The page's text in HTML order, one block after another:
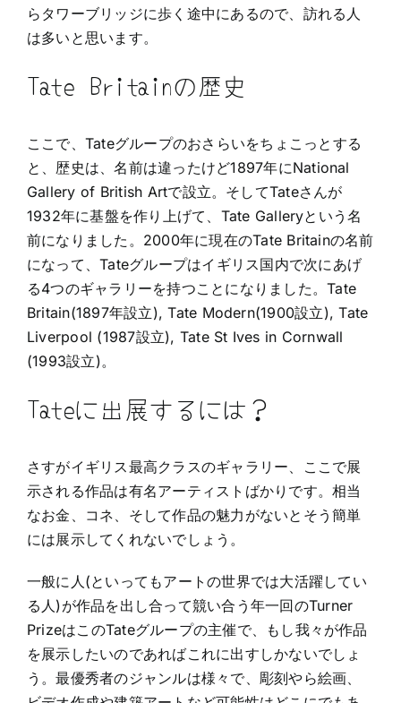
らタワーブリッジに歩く途中にあるので、訪れる人
は多いと思います。
Tate Britainの歴史
ここで、Tateグループのおさらいをちょこっとする
と、歴史は、名前は違ったけど1897年にNational
Gallery of British Artで設立。そしてTateさんが
1932年に基盤を作り上げて、Tate Galleryという名
前になりました。2000年に現在のTate Britainの名前
になって、Tateグループはイギリス国内で次にあげ
る4つのギャラリーを持つことになりました。Tate
Britain(1897年設立), Tate Modern(1900設立), Tate
Liverpool (1987設立), Tate St Ives in Cornwall
(1993設立)。
Tateに出展するには？
さすがイギリス最高クラスのギャラリー、ここで展
示される作品は有名アーティストばかりです。相当
なお金、コネ、そして作品の魅力がないとそう簡単
には展示してくれないでしょう。
一般に人(といってもアートの世界では大活躍してい
る人)が作品を出し合って競い合う年一回のTurner
PrizeはこのTateグループの主催で、もし我々が作品
を展示したいのであればこれに出すしかないでしょ
う。最優秀者のジャンルは様々で、彫刻やら絵画、